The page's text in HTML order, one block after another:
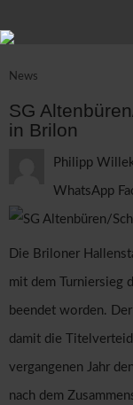
News
SG
in Brilon
Philipp
WhatsApp
Die Briloner
mit dem Turniersieg
beendet worden.
damit die
vergangenen Jahr
nach dem